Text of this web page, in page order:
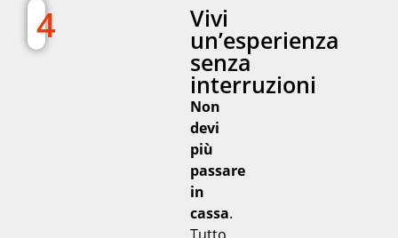
4 Vivi
un’esperienza
senza
interruzioni
Non
devi
più
passare
in
cassa.